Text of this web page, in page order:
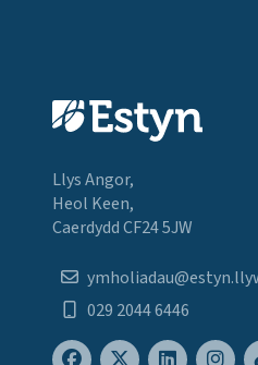
Llys Angor,
Heol Keen,
Caerdydd CF24 5JW
029 2044 6446